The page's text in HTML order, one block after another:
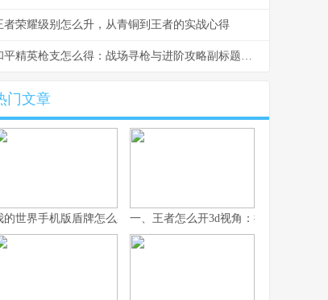
者荣耀级别怎么升，从青铜到王者的实战心得
和平精英枪支怎么得：战场寻枪与进阶攻略副标题：从赤手空拳到全副武装的生存之道
门文章
的世界手机版盾牌怎么染色,一场关于守护与色彩的冒险
一、王者怎么开3d视角：探寻视觉革命